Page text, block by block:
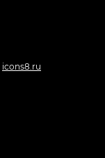
icons8.ru